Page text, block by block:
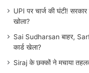
UPI पर चार्ज की घंटी! सरकार
खोला?
Sai Sudharsan बाहर,
कार्ड खेला?
Siraj के छक्कों ने मचाया